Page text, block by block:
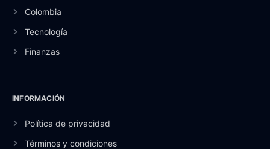
Colombia
Tecnología
Finanzas
INFORMACIÓN
Política de privacidad
Términos y condiciones